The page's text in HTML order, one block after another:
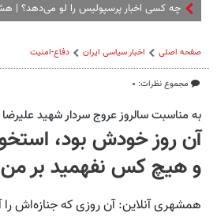
چه کسی اخبار پرسپولیس را لو می‌دهد؟ |
صفحه اصلی اخبار سیاسی ایران دفاع-امنیت
مجموع نظرات: ۰
به مناسبت سالروز عروج سردار شهید
آن روز خودش بود،
و هیچ کس نفهمید بر
همشهری آنلاین: آن روزی که جنازه‌اش را